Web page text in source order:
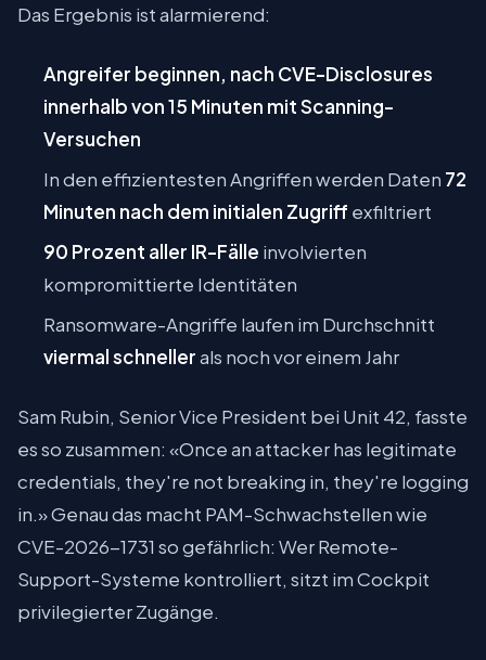
Das Ergebnis ist alarmierend:
Angreifer beginnen, nach CVE-Disclosures
innerhalb von 15 Minuten mit Scanning-
Versuchen
In den effizientesten Angriffen werden Daten 72
Minuten nach dem initialen Zugriff exfiltriert
90 Prozent aller IR-Fälle involvierten
kompromittierte Identitäten
Ransomware-Angriffe laufen im Durchschnitt
viermal schnellerals noch vor einem Jahr
Sam Rubin, Senior Vice President bei Unit 42, fasste
es so zusammen: «Once an attacker has legitimate
credentials, they're not breaking in, they're logging
in.» Genau das macht PAM-Schwachstellen wie
CVE-2026-1731 so gefährlich: Wer Remote-
Support-Systeme kontrolliert, sitzt im Cockpit
privilegierter Zugänge.